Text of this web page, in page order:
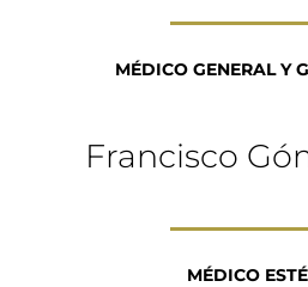
MÉDICO GENERAL Y
Francisco
MÉDICO